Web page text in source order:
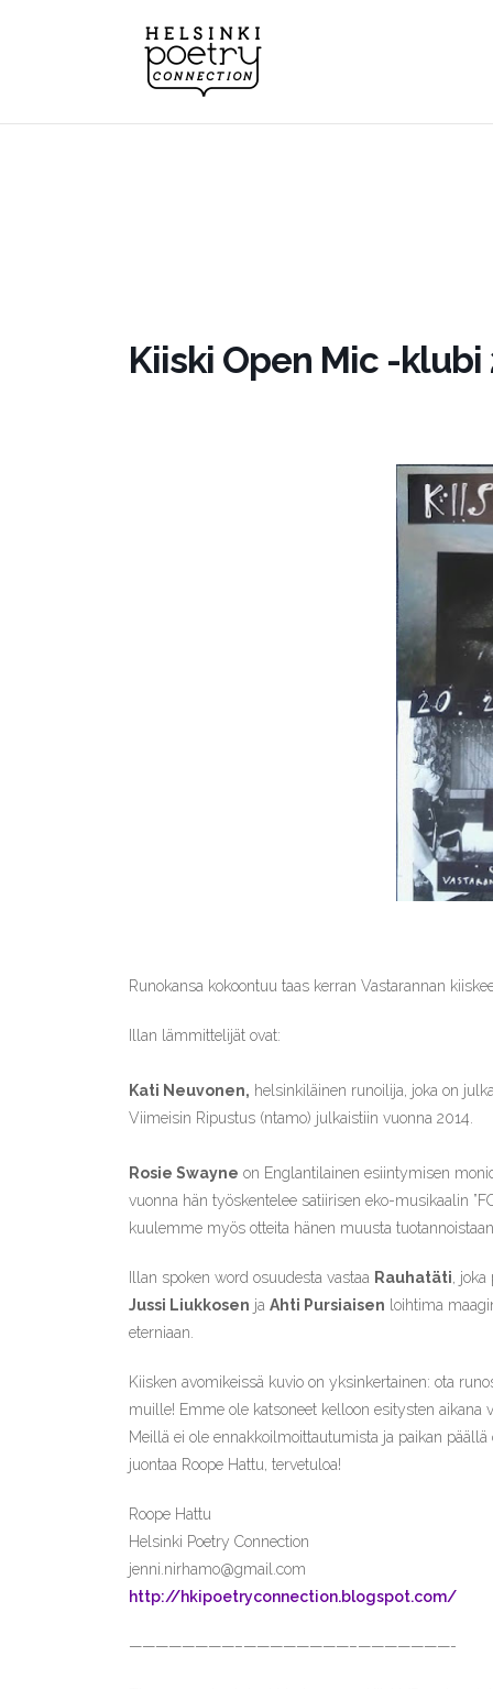
Kiiski Open Mic -klubi
Runokansa kokoontuu taas kerran Vastarannan
Illan lämmittelijät ovat:
Kati Neuvonen, helsinkiläinen runoilija, joka on
Viimeisin Ripustus (ntamo) julkaistiin vuonna 2014.
Rosie Swayne on Englantilainen esiintymisen
vuonna hän työskentelee satiirisen eko-musikaalin
kuulemme myös otteita hänen muusta
Illan spoken word osuudesta vastaa Rauhatäti ,
Jussi Liukkosen ja Ahti Pursiaisen loihtima
eterniaan.
Kiisken avomikeissä kuvio on yksinkertainen: ota
muille! Emme ole katsoneet kelloon esitysten aikana
Meillä ei ole ennakkoilmoittautumista ja paikan
juontaa Roope Hattu, tervetuloa!
Roope Hattu
Helsinki Poetry Connection
jenni.nirhamo@gmail.com
http://hkipoetryconnection.blogspot.com/
————————–————————–———————-